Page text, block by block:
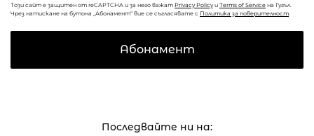
Последвайте ни на:
Този сайт е защитен от reCAPTCHA и за него важат Privacy Policy и Terms of Service на Гугъл.
Чрез натискане на бутона „Абонамент“ вие се съгласявате с Политика за поверителност
Абонамент